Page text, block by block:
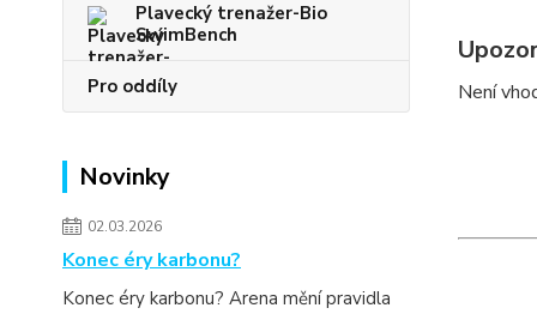
Plavecký trenažer-Bio
SwimBench
Pro oddíly
Novinky
02.03.2026
Konec éry karbonu?
Konec éry karbonu? Arena mění pravidla
Není